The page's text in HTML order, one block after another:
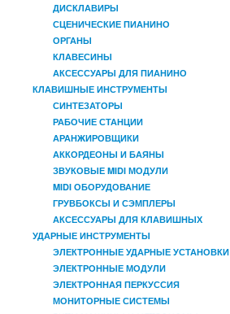
ДИСКЛАВИРЫ
СЦЕНИЧЕСКИЕ ПИАНИНО
ОРГАНЫ
КЛАВЕСИНЫ
АКСЕССУАРЫ ДЛЯ ПИАНИНО
КЛАВИШНЫЕ ИНСТРУМЕНТЫ
СИНТЕЗАТОРЫ
РАБОЧИЕ СТАНЦИИ
АРАНЖИРОВЩИКИ
АККОРДЕОНЫ И БАЯНЫ
ЗВУКОВЫЕ MIDI МОДУЛИ
MIDI ОБОРУДОВАНИЕ
ГРУВБОКСЫ И СЭМПЛЕРЫ
АКСЕССУАРЫ ДЛЯ КЛАВИШНЫХ
УДАРНЫЕ ИНСТРУМЕНТЫ
ЭЛЕКТРОННЫЕ УДАРНЫЕ УСТАНОВКИ
ЭЛЕКТРОННЫЕ МОДУЛИ
ЭЛЕКТРОННАЯ ПЕРКУССИЯ
МОНИТОРНЫЕ СИСТЕМЫ